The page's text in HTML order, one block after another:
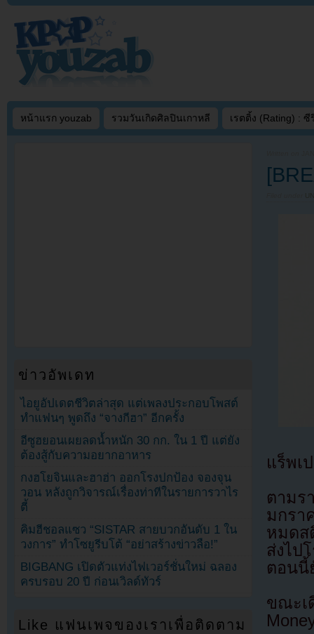
หน้าแรก youzab รวมวันเกิดศิลปินเกาหลี เรตติ้ง (Rating) : ซี
แร็พเ
ตามร
มกรา
หมดส
ส่งไป
ตอนนี้
ขณะเ
ข่าวอัพเดท
ไอยูอัปเดตชีวิตล่าสุด แต่เพลงประกอบโพสต์
ทำแฟนๆ พูดถึง “จางกีฮา” อีกครั้ง
อีซูฮยอนเผยลดน้ำหนัก 30 กก. ใน 1 ปี แต่ยัง
ต้องสู้กับความอยากอาหาร
กงฮโยจินและฮาฮ่า ออกโรงปกป้อง จองจุน
วอน หลังถูกวิจารณ์เรื่องท่าทีในรายการวาไร
ตี้
คิมฮีชอลแซว “SISTAR สายบวกอันดับ 1 ใน
วงการ” ทำโซยูรีบโต้ “อย่าสร้างข่าวลือ!”
BIGBANG เปิดตัวแท่งไฟเวอร์ชั่นใหม่ ฉลอง
ครบรอบ 20 ปี ก่อนเวิลด์ทัวร์
Like แฟนเพจของเราเพื่อติดตาม